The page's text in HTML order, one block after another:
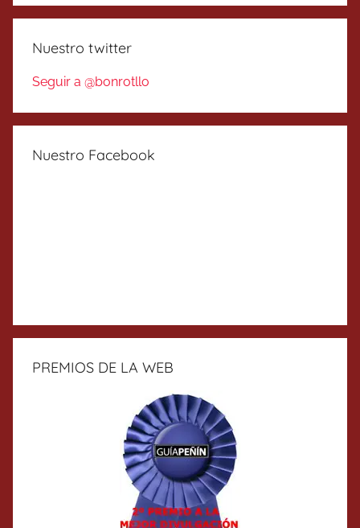
Nuestro twitter
Seguir a @bonrotllo
Nuestro Facebook
PREMIOS DE LA WEB